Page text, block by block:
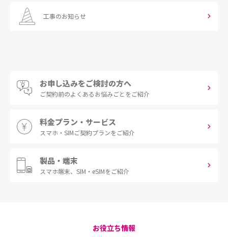
工事のお知らせ
お申し込みをご検討の方へ
ご契約前のよくあるお悩みごとをご紹介
料金プラン・サービス
スマホ・SIMご契約プランをご紹介
製品・端末
スマホ端末、 SIM・eSIMをご紹介
お役立ち情報